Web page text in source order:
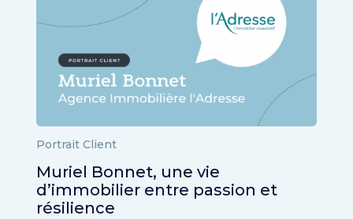
Portrait Client
Muriel Bonnet, une vie
d’immobilier entre passion et
résilience